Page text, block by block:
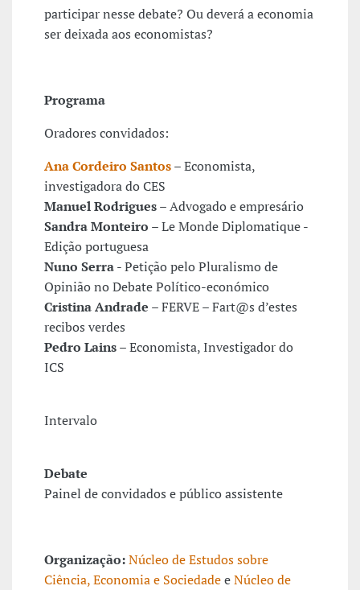
participar nesse debate? Ou deverá a economia
ser deixada aos economistas?
Programa
Oradores convidados:
Ana Cordeiro Santos– Economista,
investigadora do CES
Manuel Rodrigues– Advogado e empresário
Sandra Monteiro – Le Monde Diplomatique -
Edição portuguesa
Nuno Serra- Petição pelo Pluralismo de
Opinião no Debate Político-económico
Cristina Andrade – FERVE – Fart@s d’estes
recibos verdes
Pedro Lains– Economista, Investigador do
ICS
Intervalo
Debate
Painel de convidados e público assistente
Organização:Núcleo de Estudos sobre
Ciência, Economia e SociedadeeNúcleo de